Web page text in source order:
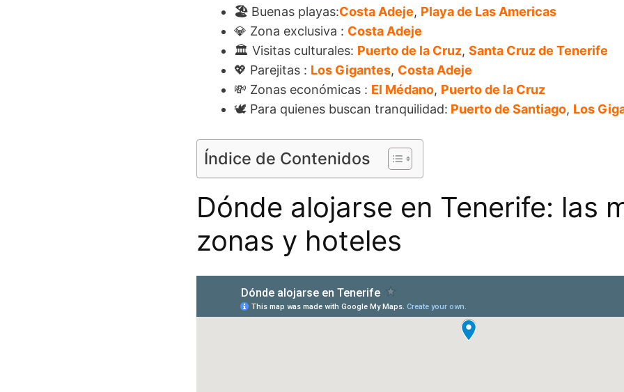
🏖️ Buenas playas:Costa Adeje, Playa de Las Americas
💎 Zona exclusiva : Costa Adeje
🏛️ Visitas culturales: Puerto de la Cruz, Santa Cruz de Tenerife
💖 Parejitas : Los Gigantes, Costa Adeje
💸 Zonas económicas : El Médano, Puerto de la Cruz
🕊 Para quienes buscan tranquilidad: Puerto de Santiago, Los
Índice de Contenidos
Dónde alojarse en Tenerife: las
zonas y hoteles